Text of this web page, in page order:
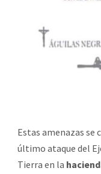
Estas amenazas se
último ataque del
Tierra en la